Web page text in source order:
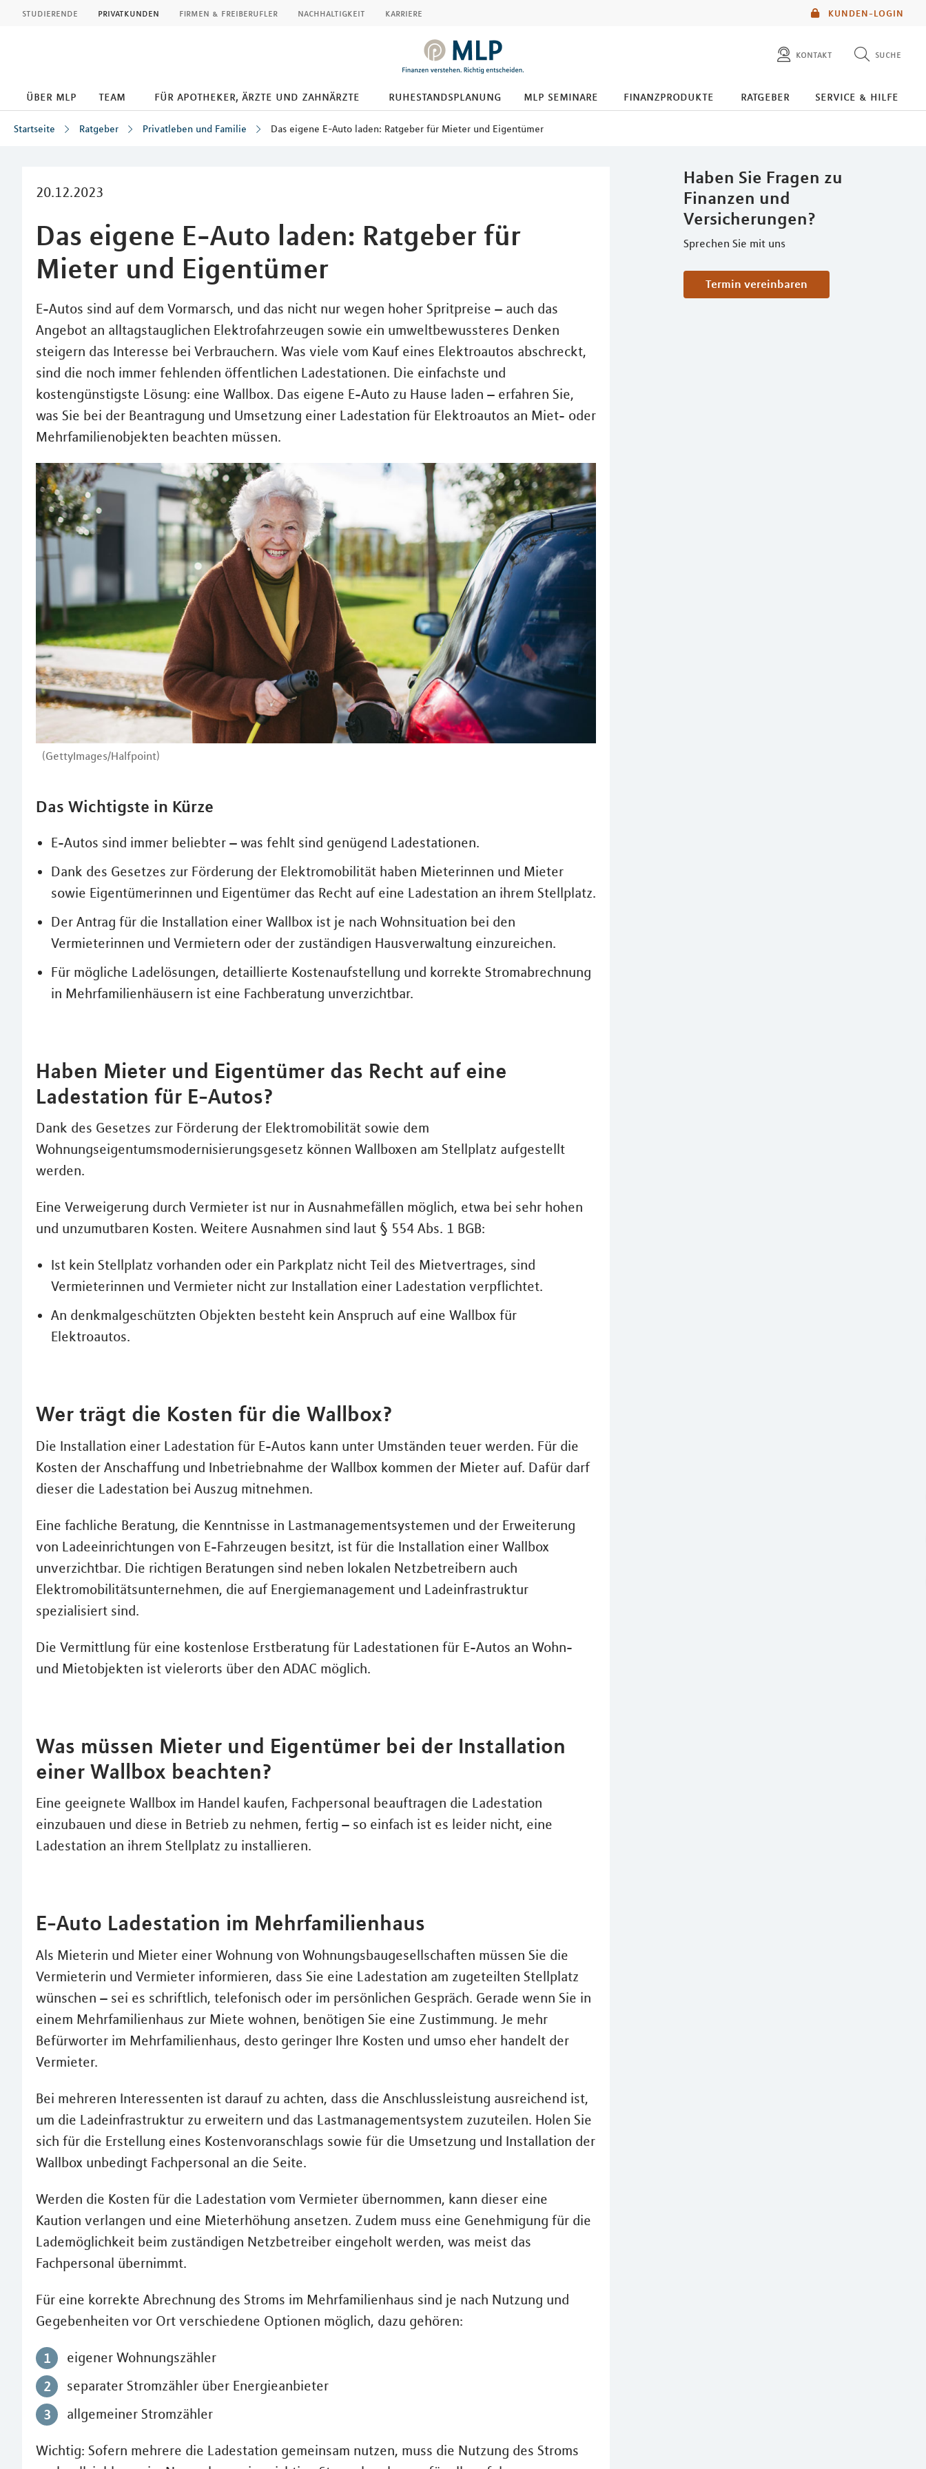
KUNDEN-LOGIN
studierende privatkunden firmen & freiberufler nachhaltigkeit karriere
kontakt suche
diese website durchsuchen
über mlp team für apotheker, ärzte und zahnärzte ruhestandsplanung mlp seminare finanzprodukte ratgeber service & hilfe
Startseite Ratgeber Privatleben und Familie Das eigene E-Auto laden: Ratgeber für Mieter und Eigentümer
20.12.2023
Das eigene E-Auto laden: Ratgeber für
Mieter und Eigentümer
E-Autos sind auf dem Vormarsch, und das nicht nur wegen hoher Spritpreise – auch das
Angebot an alltagstauglichen Elektrofahrzeugen sowie ein umweltbewussteres Denken
steigern das Interesse bei Verbrauchern. Was viele vom Kauf eines Elektroautos abschreckt,
sind die noch immer fehlenden öffentlichen Ladestationen. Die einfachste und
kostengünstigste Lösung: eine Wallbox. Das eigene E-Auto zu Hause laden – erfahren Sie,
was Sie bei der Beantragung und Umsetzung einer Ladestation für Elektroautos an Miet- oder
Mehrfamilienobjekten beachten müssen.
(GettyImages/Halfpoint)
Haben Sie Fragen zu
Finanzen und
Versicherungen?
Sprechen Sie mit uns
Termin vereinbaren
Das Wichtigste in Kürze
E-Autos sind immer beliebter – was fehlt sind genügend Ladestationen.
Dank des Gesetzes zur Förderung der Elektromobilität haben Mieterinnen und Mieter
sowie Eigentümerinnen und Eigentümer das Recht auf eine Ladestation an ihrem Stellplatz.
Der Antrag für die Installation einer Wallbox ist je nach Wohnsituation bei den
Vermieterinnen und Vermietern oder der zuständigen Hausverwaltung einzureichen.
Für mögliche Ladelösungen, detaillierte Kostenaufstellung und korrekte Stromabrechnung
in Mehrfamilienhäusern ist eine Fachberatung unverzichtbar.
Haben Mieter und Eigentümer das Recht auf eine
Ladestation für E-Autos?
Dank des Gesetzes zur Förderung der Elektromobilität sowie dem
Wohnungseigentumsmodernisierungsgesetz können Wallboxen am Stellplatz aufgestellt
werden.
Eine Verweigerung durch Vermieter ist nur in Ausnahmefällen möglich, etwa bei sehr hohen
und unzumutbaren Kosten. Weitere Ausnahmen sind laut § 554 Abs. 1 BGB:
Ist kein Stellplatz vorhanden oder ein Parkplatz nicht Teil des Mietvertrages, sind
Vermieterinnen und Vermieter nicht zur Installation einer Ladestation verpflichtet.
An denkmalgeschützten Objekten besteht kein Anspruch auf eine Wallbox für
Elektroautos.
Wer trägt die Kosten für die Wallbox?
Die Installation einer Ladestation für E-Autos kann unter Umständen teuer werden. Für die
Kosten der Anschaffung und Inbetriebnahme der Wallbox kommen der Mieter auf. Dafür darf
dieser die Ladestation bei Auszug mitnehmen.
Eine fachliche Beratung, die Kenntnisse in Lastmanagementsystemen und der Erweiterung
von Ladeeinrichtungen von E-Fahrzeugen besitzt, ist für die Installation einer Wallbox
unverzichtbar. Die richtigen Beratungen sind neben lokalen Netzbetreibern auch
Elektromobilitätsunternehmen, die auf Energiemanagement und Ladeinfrastruktur
spezialisiert sind.
Die Vermittlung für eine kostenlose Erstberatung für Ladestationen für E-Autos an Wohn-
und Mietobjekten ist vielerorts über den ADAC möglich.
Was müssen Mieter und Eigentümer bei der Installation
einer Wallbox beachten?
Eine geeignete Wallbox im Handel kaufen, Fachpersonal beauftragen die Ladestation
einzubauen und diese in Betrieb zu nehmen, fertig – so einfach ist es leider nicht, eine
Ladestation an ihrem Stellplatz zu installieren.
E-Auto Ladestation im Mehrfamilienhaus
Als Mieterin und Mieter einer Wohnung von Wohnungsbaugesellschaften müssen Sie die
Vermieterin und Vermieter informieren, dass Sie eine Ladestation am zugeteilten Stellplatz
wünschen – sei es schriftlich, telefonisch oder im persönlichen Gespräch. Gerade wenn Sie in
einem Mehrfamilienhaus zur Miete wohnen, benötigen Sie eine Zustimmung. Je mehr
Befürworter im Mehrfamilienhaus, desto geringer Ihre Kosten und umso eher handelt der
Vermieter.
Bei mehreren Interessenten ist darauf zu achten, dass die Anschlussleistung ausreichend ist,
um die Ladeinfrastruktur zu erweitern und das Lastmanagementsystem zuzuteilen. Holen Sie
sich für die Erstellung eines Kostenvoranschlags sowie für die Umsetzung und Installation der
Wallbox unbedingt Fachpersonal an die Seite.
Werden die Kosten für die Ladestation vom Vermieter übernommen, kann dieser eine
Kaution verlangen und eine Mieterhöhung ansetzen. Zudem muss eine Genehmigung für die
Lademöglichkeit beim zuständigen Netzbetreiber eingeholt werden, was meist das
Fachpersonal übernimmt.
Für eine korrekte Abrechnung des Stroms im Mehrfamilienhaus sind je nach Nutzung und
Gegebenheiten vor Ort verschiedene Optionen möglich, dazu gehören:
eigener Wohnungszähler
separater Stromzähler über Energieanbieter
allgemeiner Stromzähler
Wichtig: Sofern mehrere die Ladestation gemeinsam nutzen, muss die Nutzung des Stroms